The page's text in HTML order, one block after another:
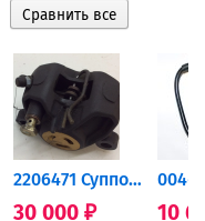
2206471 Суппорт тормозной...
30 000 ₽ 10